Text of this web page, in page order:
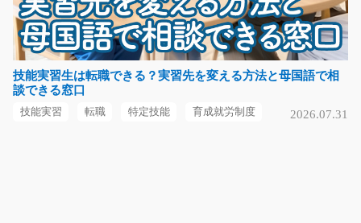
車通勤OK!ゴム製品の検査/g02_00456
急募
ゴム製品の検査をするカンタン作業 手の平サイズのゴム
を型に載せて手動…
長期（3ヶ月以上）
時給1200円
技能実習生は転職できる？実習先を変える方法と母国語で相
談できる窓口
技能実習 転職 特定技能 育成就労制度 2026.07.31